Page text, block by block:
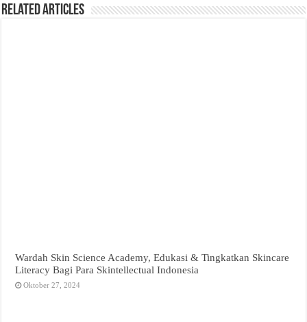
Related Articles
Wardah Skin Science Academy, Edukasi & Tingkatkan Skincare
Literacy Bagi Para Skintellectual Indonesia
Oktober 27, 2024